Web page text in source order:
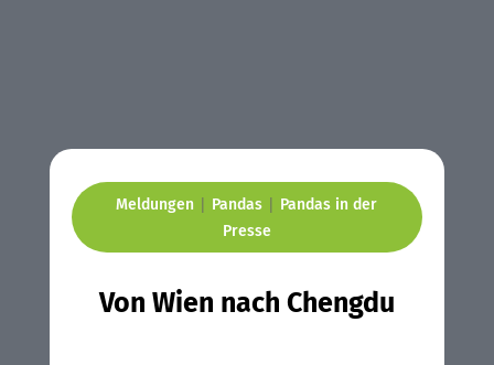
Meldungen | Pandas | Pandas in der
Presse
Von Wien nach Chengdu